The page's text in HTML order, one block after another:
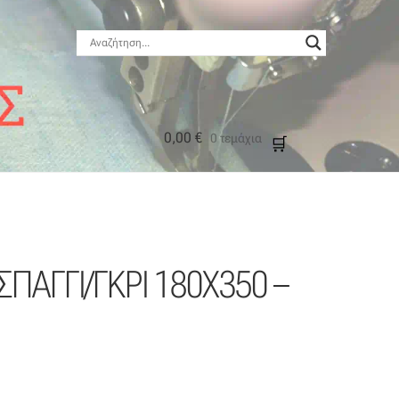
0,00 € 0 τεμάχια
ΓΚΡΙ 180Χ350 –